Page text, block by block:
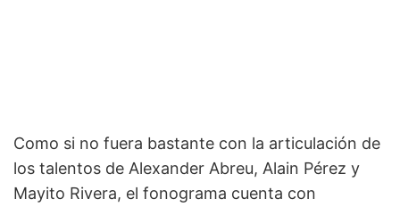
Como si no fuera bastante con la articulación de
los talentos de Alexander Abreu, Alain Pérez y
Mayito Rivera, el fonograma cuenta con